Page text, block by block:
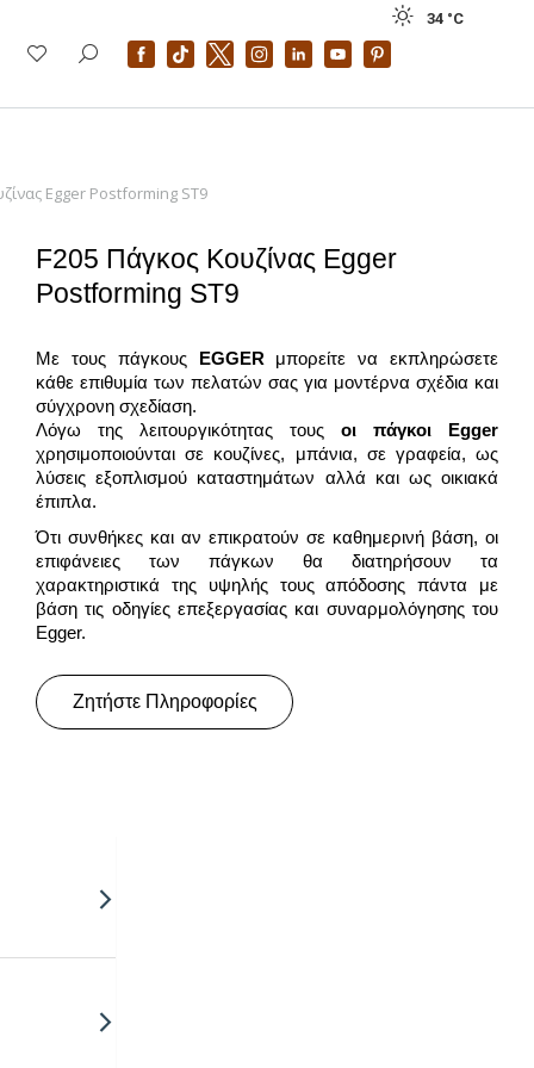
34 °C
Egger Postforming ST9
F205 Πάγκος Κουζίνας Egger
Postforming ST9
Με τους πάγκους EGGER μπορείτε να εκπληρώσετε
κάθε επιθυμία των πελατών σας για μοντέρνα σχέδια και
σύγχρονη σχεδίαση.
Λόγω της λειτουργικότητας τους οι πάγκοι Egger
χρησιμοποιούνται σε κουζίνες, μπάνια, σε γραφεία, ως
λύσεις εξοπλισμού καταστημάτων αλλά και ως οικιακά
έπιπλα.
Ότι συνθήκες και αν επικρατούν σε καθημερινή βάση, οι
επιφάνειες των πάγκων θα διατηρήσουν τα
χαρακτηριστικά της υψηλής τους απόδοσης πάντα με
βάση τις οδηγίες επεξεργασίας και συναρμολόγησης του
Egger.
Ζητήστε Πληροφορίες